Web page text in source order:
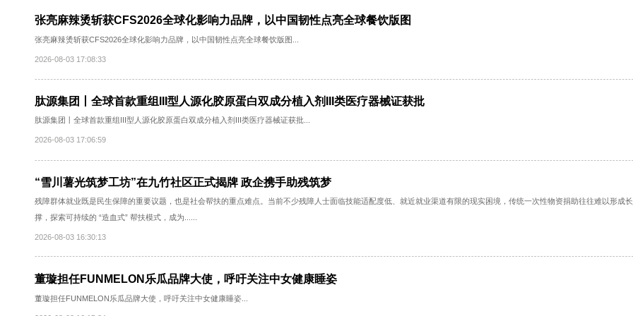
张亮麻辣烫斩获CFS2026全球化影响力品牌，以中国韧性点亮全球餐饮版图
张亮麻辣烫斩获CFS2026全球化影响力品牌，以中国韧性点亮全球餐饮版图...
2026-08-03 17:08:33
肽源集团丨全球首款重组III型人源化胶原蛋白双成分植入剂III类医疗器械证获批
肽源集团丨全球首款重组III型人源化胶原蛋白双成分植入剂III类医疗器械证获批...
2026-08-03 17:06:59
“雪川薯光筑梦工坊”在九竹社区正式揭牌 政企携手助残筑梦
残障群体就业既是民生保障的重要议题，也是社会帮扶的重点难点。当前不少残障人士面临技能适配度低、就近就业渠道有限的现实困境，传统一次性物资